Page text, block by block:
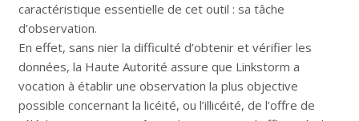
caractéristique essentielle de cet outil : sa tâche
d’observation.
En effet, sans nier la difficulté d’obtenir et vérifier les
données, la Haute Autorité assure que Linkstorm a
vocation à établir une observation la plus objective
possible concernant la licéité, ou l’illicéité, de l’offre de